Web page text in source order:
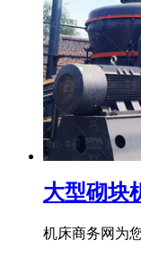
大型砌块
机床商务网为